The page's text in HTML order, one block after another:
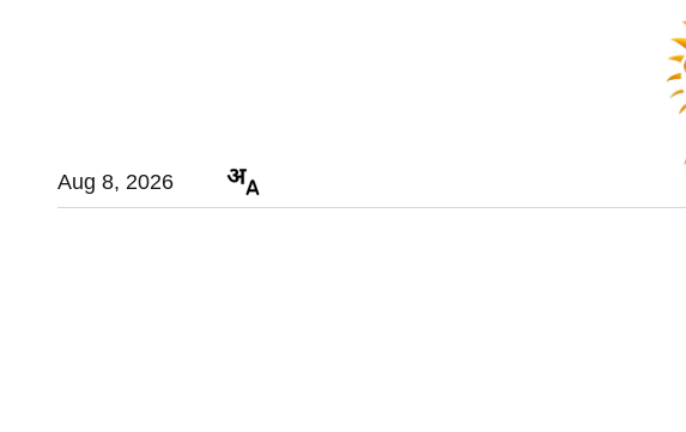
Aug 8, 2026